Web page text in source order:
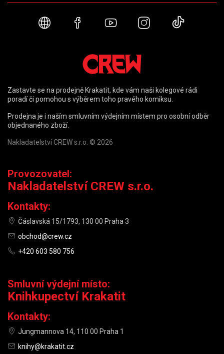
Webové stránky
FacebookYouTubeInstagram
Zastavte se na prodejně Krakatit, kde vám naši kolegové rádi
poradí či pomohou s výběrem toho pravého komiksu.
Prodejna je i naším smluvním výdejním místem pro osobní odběr
objednaného zboží.
Nakladatelství CREW s.r.o. © 2026
Provozovatel:
Nakladatelství CREW s.r.o.
Kontakty:
Čáslavská 15/1793, 130 00 Praha 3
obchod@crew.cz
+420 603 580 756
Smluvní výdejní místo:
Knihkupectví Krakatit
Kontakty:
Jungmannova 14, 110 00 Praha 1
knihy@krakatit.cz